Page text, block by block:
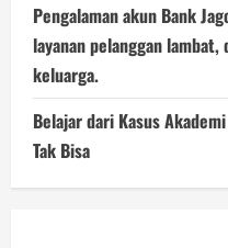
Pengalaman akun Bank
layanan pelanggan
keluarga.
Belajar dari Kasus
Tak Bisa